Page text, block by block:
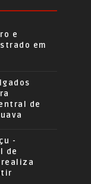
e
em
de
-
de